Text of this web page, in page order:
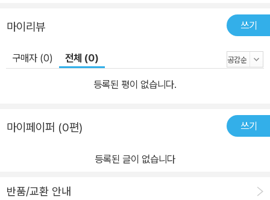
마이리뷰 쓰기
구매자 (0) 전체 (0)
등록된 평이 없습니다.
마이페이퍼 (0편) 쓰기
등록된 글이 없습니다
반품/교환 안내